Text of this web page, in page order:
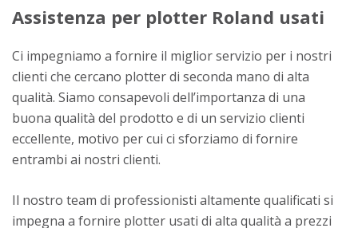
Assistenza per plotter Roland usati
Ci impegniamo a fornire il miglior servizio per i nostri
clienti che cercano plotter di seconda mano di alta
qualità. Siamo consapevoli dell’importanza di una
buona qualità del prodotto e di un servizio clienti
eccellente, motivo per cui ci sforziamo di fornire
entrambi ai nostri clienti.
Il nostro team di professionisti altamente qualificati si
impegna a fornire plotter usati di alta qualità a prezzi